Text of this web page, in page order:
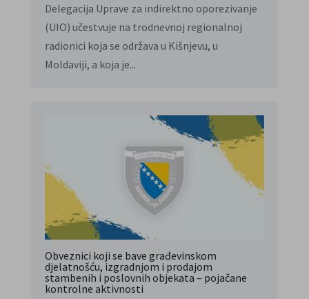
Delegacija Uprave za indirektno oporezivanje
(UIO) učestvuje na trodnevnoj regionalnoj
radionici koja se održava u Kišnjevu, u
Moldaviji, a koja je...
Obveznici koji se bave građevinskom
djelatnošću, izgradnjom i prodajom
stambenih i poslovnih objekata – pojačane
kontrolne aktivnosti